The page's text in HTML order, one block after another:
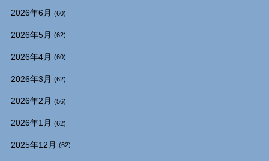
2026年6月 (60)
2026年5月 (62)
2026年4月 (60)
2026年3月 (62)
2026年2月 (56)
2026年1月 (62)
2025年12月 (62)